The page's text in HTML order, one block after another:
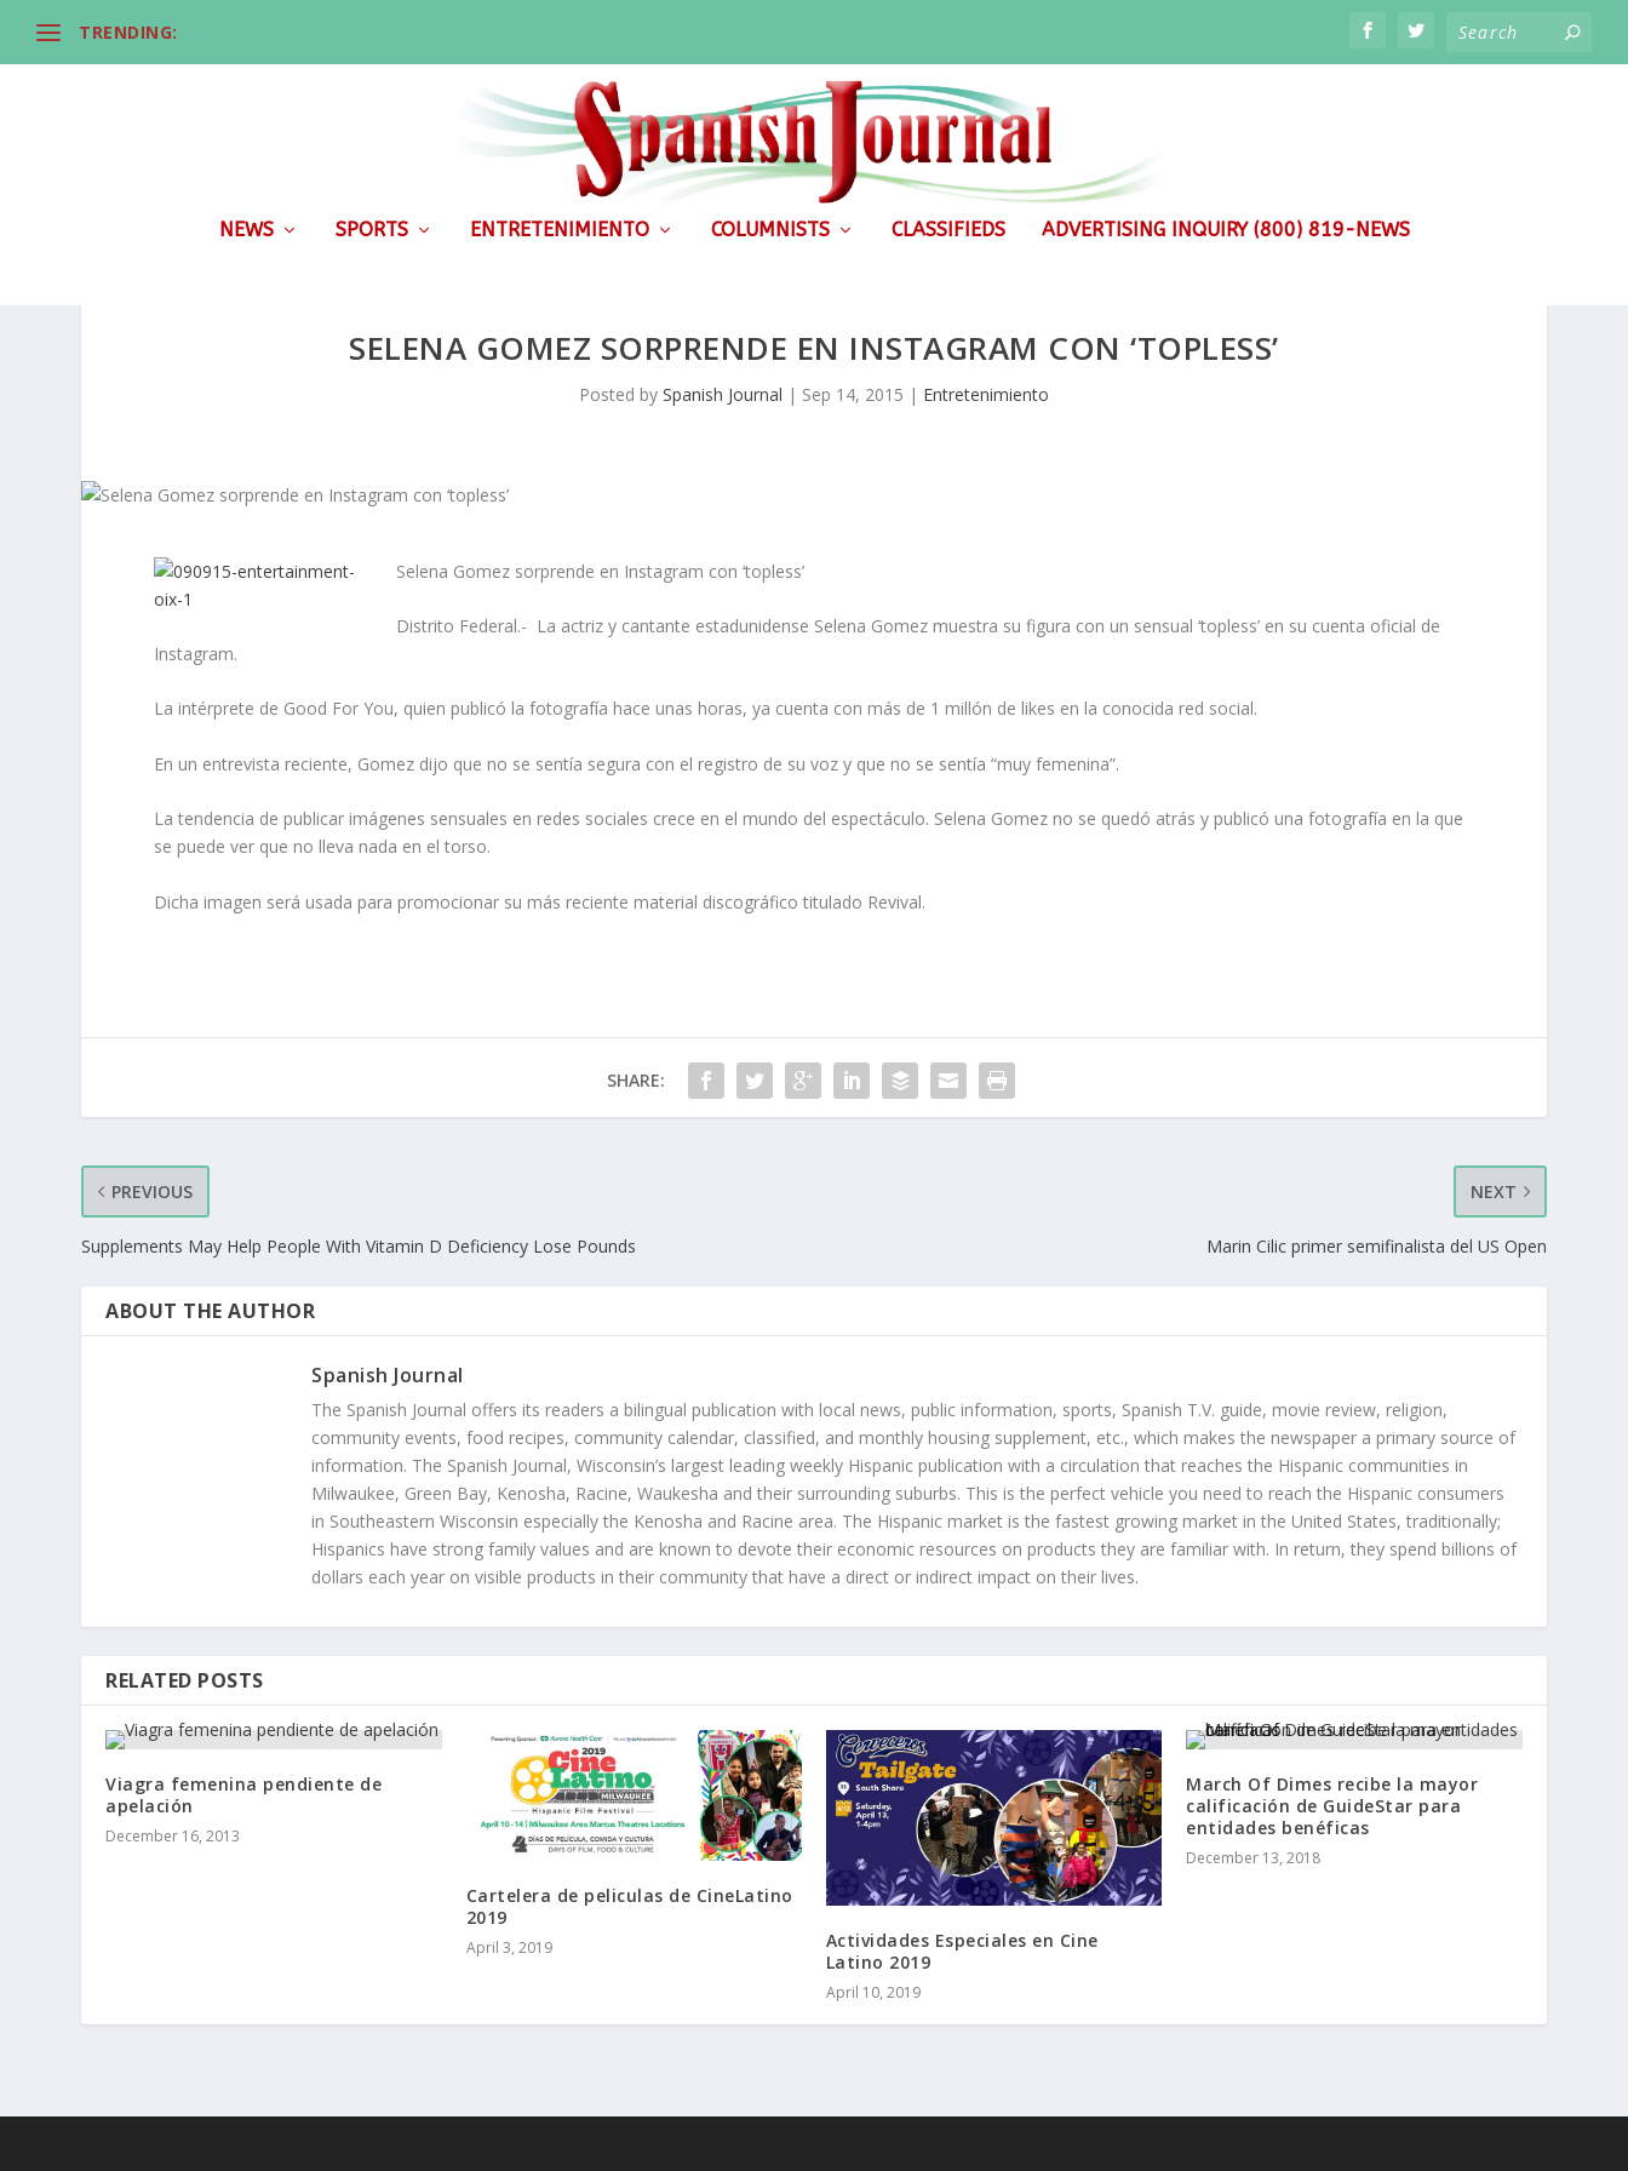
TRENDING:
NEWS SPORTS ENTRETENIMIENTO COLUMNISTS CLASSIFIEDS ADVERTISING INQUIRY (800) 819-NEWS
SELENA GOMEZ SORPRENDE EN INSTAGRAM CON ‘TOPLESS’
Posted by Spanish Journal | Sep 14, 2015 | Entretenimiento
Selena Gomez sorprende en Instagram con ‘topless’
Distrito Federal.- La actriz y cantante estadunidense Selena Gomez muestra su figura con un sensual ‘topless’ en su cuenta oficial de
Instagram.
La intérprete de Good For You, quien publicó la fotografía hace unas horas, ya cuenta con más de 1 millón de likes en la conocida red social.
En un entrevista reciente, Gomez dijo que no se sentía segura con el registro de su voz y que no se sentía “muy femenina”.
La tendencia de publicar imágenes sensuales en redes sociales crece en el mundo del espectáculo. Selena Gomez no se quedó atrás y publicó una fotografía en la que
se puede ver que no lleva nada en el torso.
Dicha imagen será usada para promocionar su más reciente material discográfico titulado Revival.
SHARE:
PREVIOUS
Supplements May Help People With Vitamin D Deficiency Lose Pounds
NEXT
Marin Cilic primer semifinalista del US Open
ABOUT THE AUTHOR
Spanish Journal
The Spanish Journal offers its readers a bilingual publication with local news, public information, sports, Spanish T.V. guide, movie review, religion,
community events, food recipes, community calendar, classified, and monthly housing supplement, etc., which makes the newspaper a primary source of
information. The Spanish Journal, Wisconsin’s largest leading weekly Hispanic publication with a circulation that reaches the Hispanic communities in
Milwaukee, Green Bay, Kenosha, Racine, Waukesha and their surrounding suburbs. This is the perfect vehicle you need to reach the Hispanic consumers
in Southeastern Wisconsin especially the Kenosha and Racine area. The Hispanic market is the fastest growing market in the United States, traditionally;
Hispanics have strong family values and are known to devote their economic resources on products they are familiar with. In return, they spend billions of
dollars each year on visible products in their community that have a direct or indirect impact on their lives.
RELATED POSTS
Viagra femenina pendiente de
apelación
December 16, 2013
Cartelera de peliculas de CineLatino
2019
April 3, 2019
Actividades Especiales en Cine
Latino 2019
April 10, 2019
March Of Dimes recibe la mayor
calificación de GuideStar para
entidades benéficas
December 13, 2018